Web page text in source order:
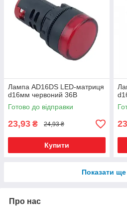
Лампа AD16DS LED-матриця
d16мм червоний 36В
Готово до відправки
23,93 ₴ 24,93 ₴
Купити
Показати ще
Про нас